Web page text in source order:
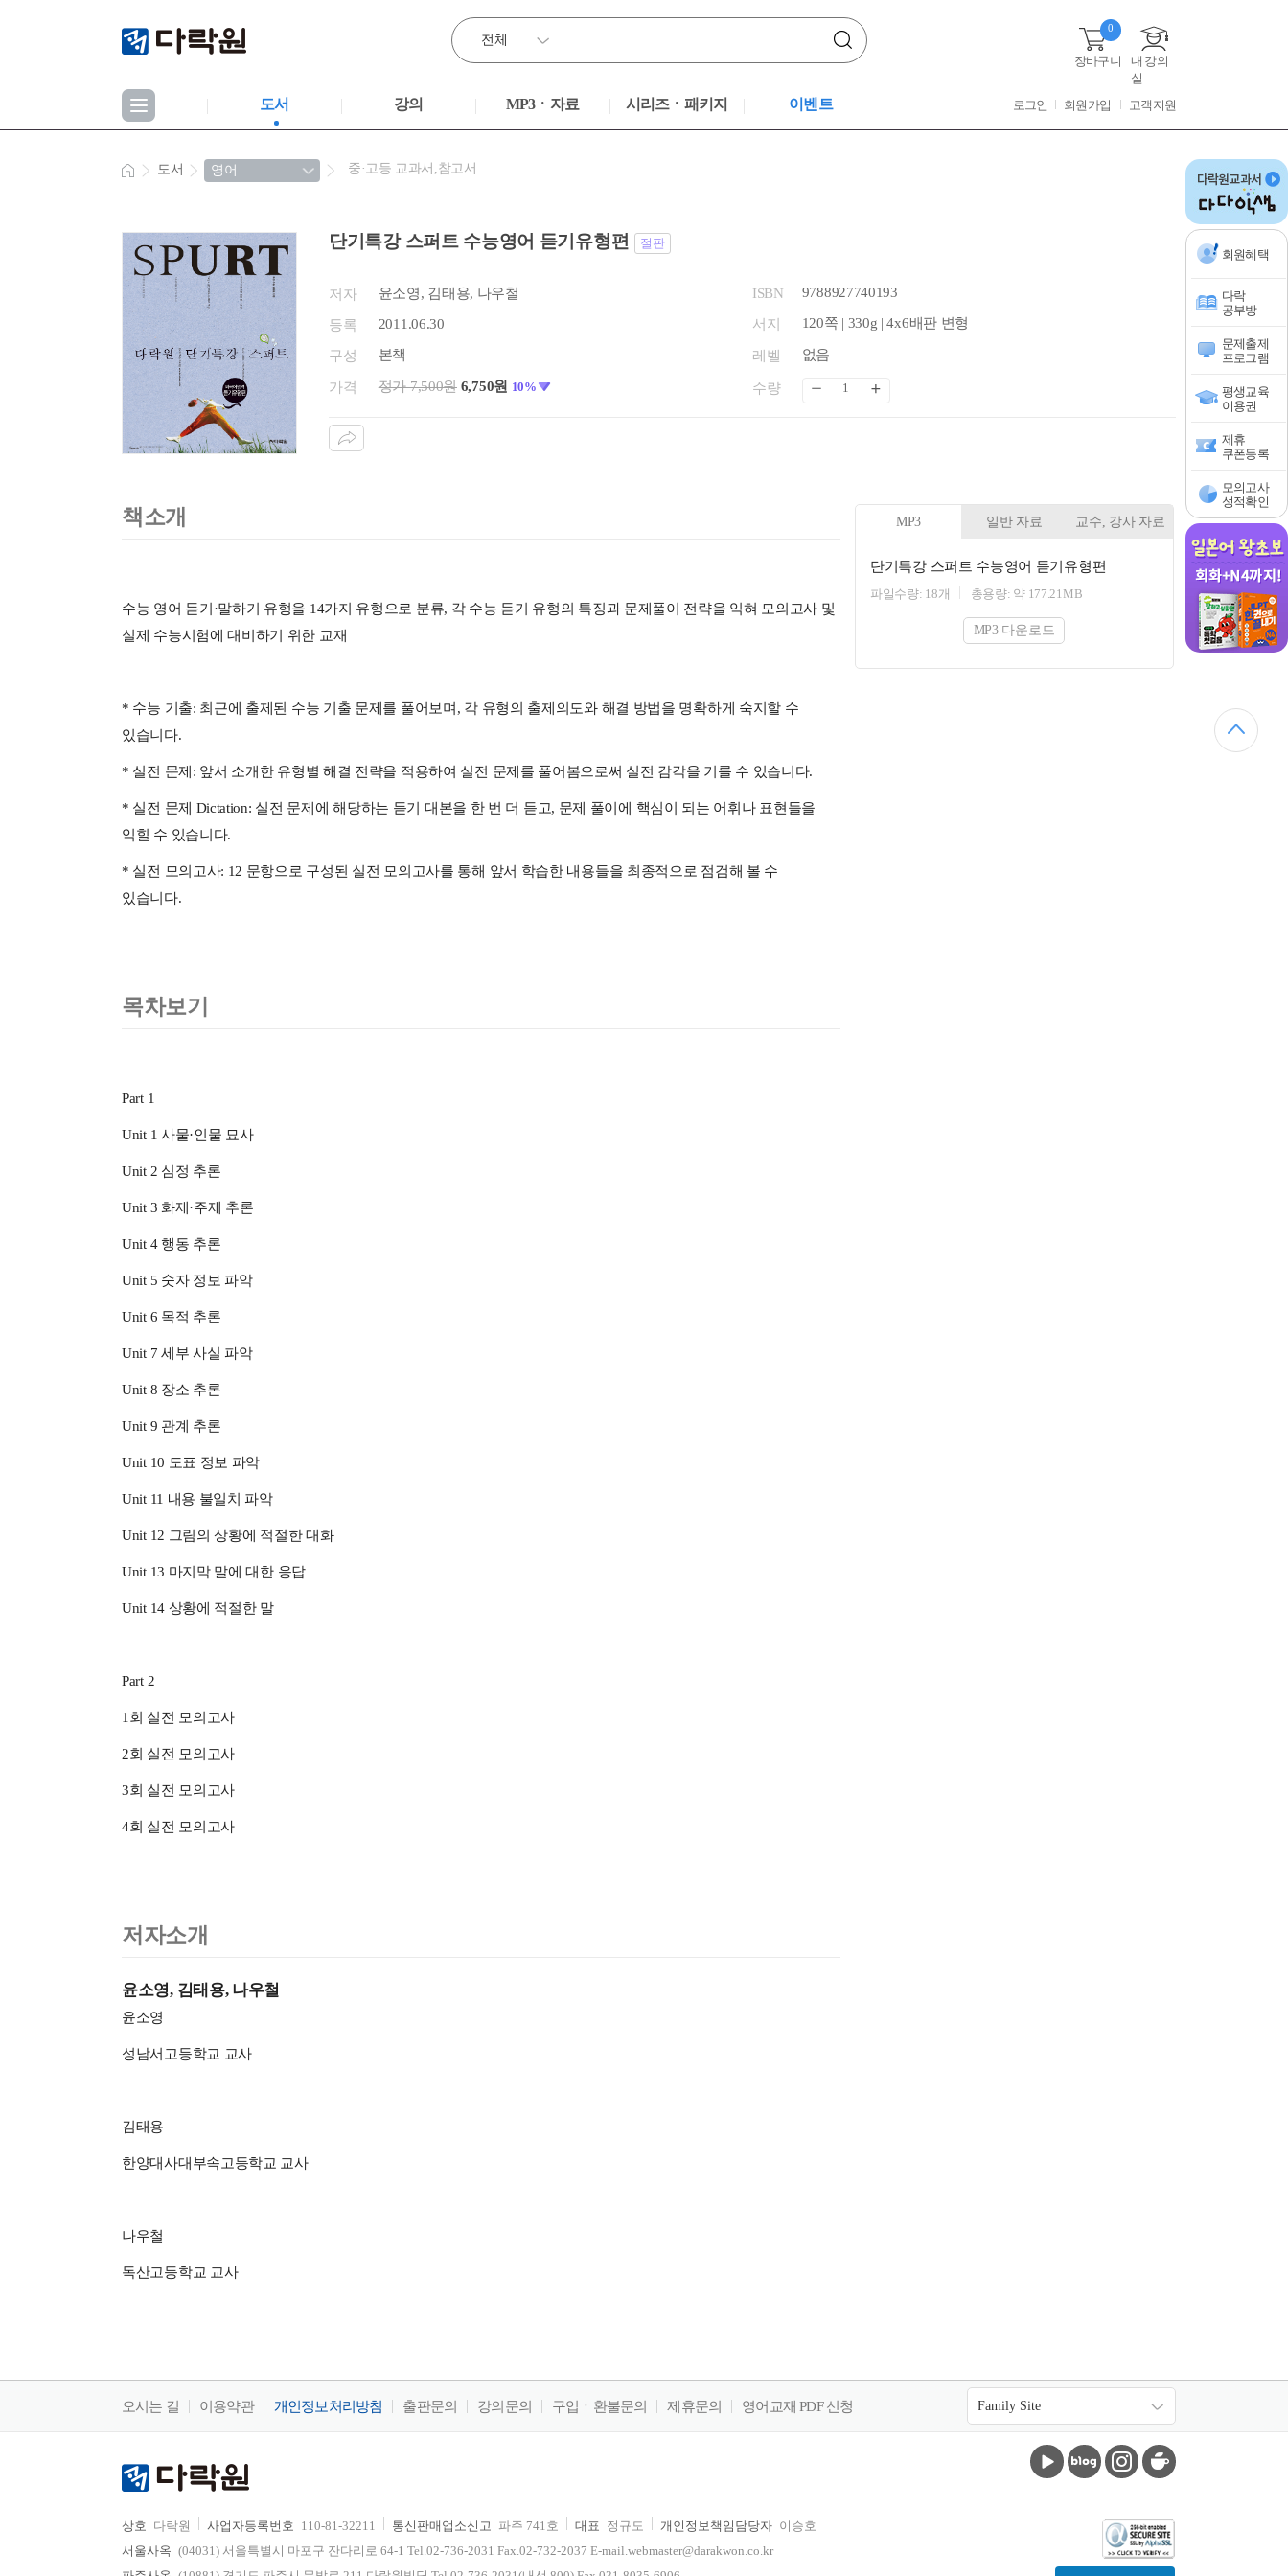
장바구니
0
내 강의
실
도서 강의 MP3ㆍ자료 시리즈ㆍ패키지 이벤트 로그인 회원가입 고객지원
회원혜택
다락
공부방
문제출제
프로그램
평생교육
이용권
제휴
쿠폰등록
모의고사
성적확인
도서 중·고등 교과서,참고서
단기특강 스퍼트 수능영어 듣기유형편 절판
저자 윤소영, 김태용, 나우철
등록 2011.06.30
구성 본책
가격 정가 7,500원 6,750원 10%
ISBN 9788927740193
서지 120쪽 | 330g | 4x6배판 변형
레벨 없음
수량
책소개
수능 영어 듣기·말하기 유형을 14가지 유형으로 분류, 각 수능 듣기 유형의 특징과 문제풀이 전략을 익혀 모의고사 및
실제 수능시험에 대비하기 위한 교재
* 수능 기출: 최근에 출제된 수능 기출 문제를 풀어보며, 각 유형의 출제의도와 해결 방법을 명확하게 숙지할 수
있습니다.
* 실전 문제: 앞서 소개한 유형별 해결 전략을 적용하여 실전 문제를 풀어봄으로써 실전 감각을 기를 수 있습니다.
* 실전 문제 Dictation: 실전 문제에 해당하는 듣기 대본을 한 번 더 듣고, 문제 풀이에 핵심이 되는 어휘나 표현들을
익힐 수 있습니다.
* 실전 모의고사: 12 문항으로 구성된 실전 모의고사를 통해 앞서 학습한 내용들을 최종적으로 점검해 볼 수
있습니다.
목차보기
Part 1
Unit 1 사물·인물 묘사
Unit 2 심정 추론
Unit 3 화제·주제 추론
Unit 4 행동 추론
Unit 5 숫자 정보 파악
Unit 6 목적 추론
Unit 7 세부 사실 파악
Unit 8 장소 추론
Unit 9 관계 추론
Unit 10 도표 정보 파악
Unit 11 내용 불일치 파악
Unit 12 그림의 상황에 적절한 대화
Unit 13 마지막 말에 대한 응답
Unit 14 상황에 적절한 말
Part 2
1회 실전 모의고사
2회 실전 모의고사
3회 실전 모의고사
4회 실전 모의고사
저자소개
윤소영, 김태용, 나우철
윤소영
성남서고등학교 교사
김태용
한양대사대부속고등학교 교사
나우철
독산고등학교 교사
MP3 일반 자료 교수, 강사 자료
단기특강 스퍼트 수능영어 듣기유형편
파일수량: 18개 총용량: 약 177.21MB
MP3 다운로드
오시는 길 이용약관 개인정보처리방침 출판문의 강의문의 구입ㆍ환불문의 제휴문의 영어교재 PDF 신청
상호 다락원 사업자등록번호 110-81-32211 통신판매업소신고 파주 741호 대표 정규도 개인정보책임담당자 이승호
서울사옥 (04031) 서울특별시 마포구 잔다리로 64-1 Tel.02-736-2031 Fax.02-732-2037 E-mail.webmaster@darakwon.co.kr